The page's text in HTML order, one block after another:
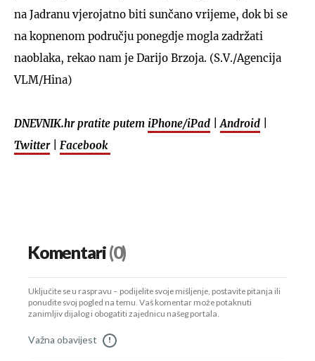
na Jadranu vjerojatno biti sunčano vrijeme, dok bi se
na kopnenom području ponegdje mogla zadržati
naoblaka, rekao nam je Darijo Brzoja. (S.V./Agencija
VLM/Hina)
DNEVNIK.hr pratite putem iPhone/iPad Android
Twitter| Facebook
Komentari(0)
Uključite se u raspravu – podijelite svoje mišljenje, postavite pitanja ili
ponudite svoj pogled na temu. Vaš komentar može potaknuti
zanimljiv dijalog i obogatiti zajednicu našeg portala.
Važna obavijest !